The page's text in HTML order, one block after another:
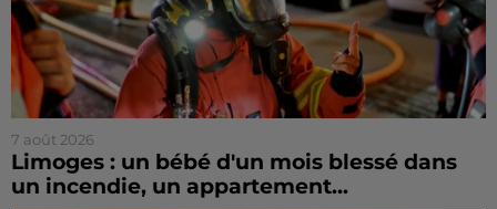
7 août 2026
Limoges : un bébé d'un mois blessé dans
un incendie, un appartement...